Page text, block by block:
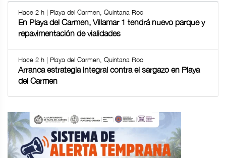
Hace 2 h | Playa del Carmen, Quintana Roo
En Playa del Carmen, Villamar 1 tendrá nuevo parque y
repavimentación de vialidades
Hace 2 h | Playa del Carmen, Quintana Roo
Arranca estrategia integral contra el sargazo en Playa
del Carmen